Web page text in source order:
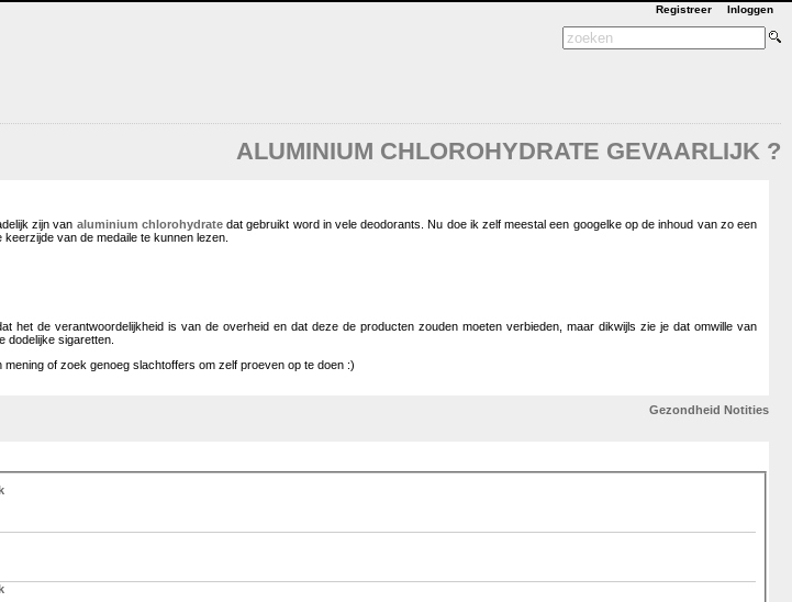
Registreer Inloggen
ALUMINIUM CHLOROHYDRATE GEVAARLIJK ?
zijn van aluminium chlorohydratedat gebruikt word in vele deodorants. Nu doe ik zelf meestal een googelke op de inhoud van zo een
van de medaile te kunnen lezen.
het de verantwoordelijkheid is van de overheid en dat deze de producten zouden moeten verbieden, maar dikwijls zie je dat omwille van
dodelijke sigaretten.
of zoek genoeg slachtoffers om zelf proeven op te doen :)
Gezondheid Notities